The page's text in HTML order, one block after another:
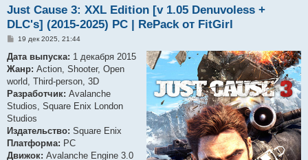
Just Cause 3: XXL Edition [v 1.05 Denuvoless +
DLC's] (2015-2025) PC | RePack от FitGirl
С
о
щ
е
и
е
19 дек 2025, 21:44
Дата выпуска: 1 декабря 2015
Жанр: Action, Shooter, Open
world, Third-person, 3D
Разработчик: Avalanche
Studios, Square Enix London
Studios
Издательство: Square Enix
Платформа: PC
Движок: Avalanche Engine 3.0